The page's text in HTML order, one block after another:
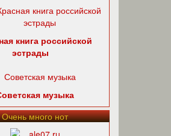
книга российской
эстрады
музыка
Очень много нот